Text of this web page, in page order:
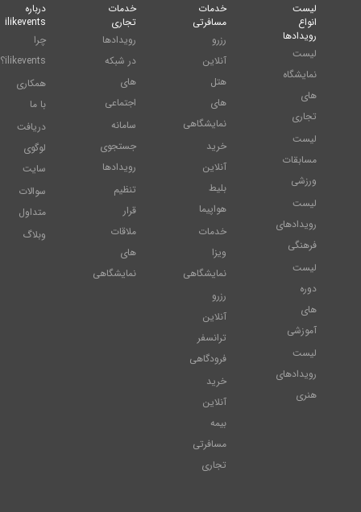
درباره
ilikevents
چرا
ilikevents؟
همکاری
با ما
دریافت
لوگوی
سایت
سوالات
متداول
وبلاگ
خدمات
تجاری
رویدادها
در شبکه
های
اجتماعی
سامانه
جستجوی
رویدادها
تنظیم
قرار
ملاقات
های
نمایشگاهی
خدمات
مسافرتی
رزرو
آنلاین
هتل
های
نمایشگاهی
خرید
آنلاین
بلیط
هواپیما
خدمات
ویزا
نمایشگاهی
رزرو
آنلاین
ترانسفر
فرودگاهی
خرید
آنلاین
بیمه
مسافرتی
تجاری
لیست
انواع
رویدادها
لیست
نمایشگاه
های
تجاری
لیست
مسابقات
ورزشی
لیست
رویدادهای
فرهنگی
لیست
دوره
های
آموزشی
لیست
رویدادهای
هنری